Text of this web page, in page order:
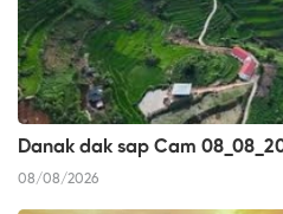
Danak dak sap Cam
08/08/2026